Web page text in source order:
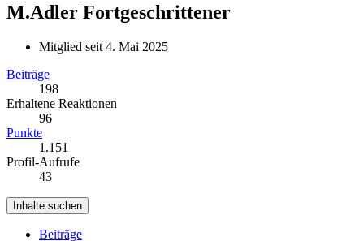
M.Adler Fortgeschrittener
Mitglied seit 4. Mai 2025
Beiträge
198
Erhaltene Reaktionen
96
Punkte
1.151
Profil-Aufrufe
43
Inhalte suchen
Beiträge